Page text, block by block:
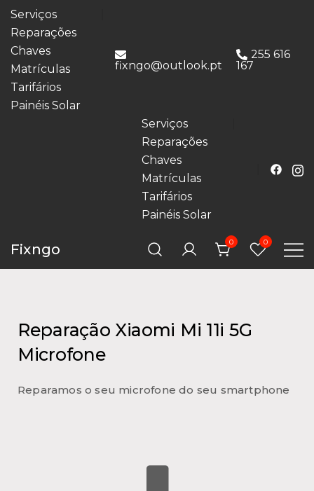
Serviços
Reparações
Chaves
Matrículas
Tarifários
Painéis Solar
fixngo@outlook.pt
255 616
167
Serviços
Reparações
Chaves
Matrículas
Tarifários
Painéis Solar
Fixngo 0 0
Reparação Xiaomi Mi 11i 5G
Microfone
Reparamos o seu microfone do seu smartphone